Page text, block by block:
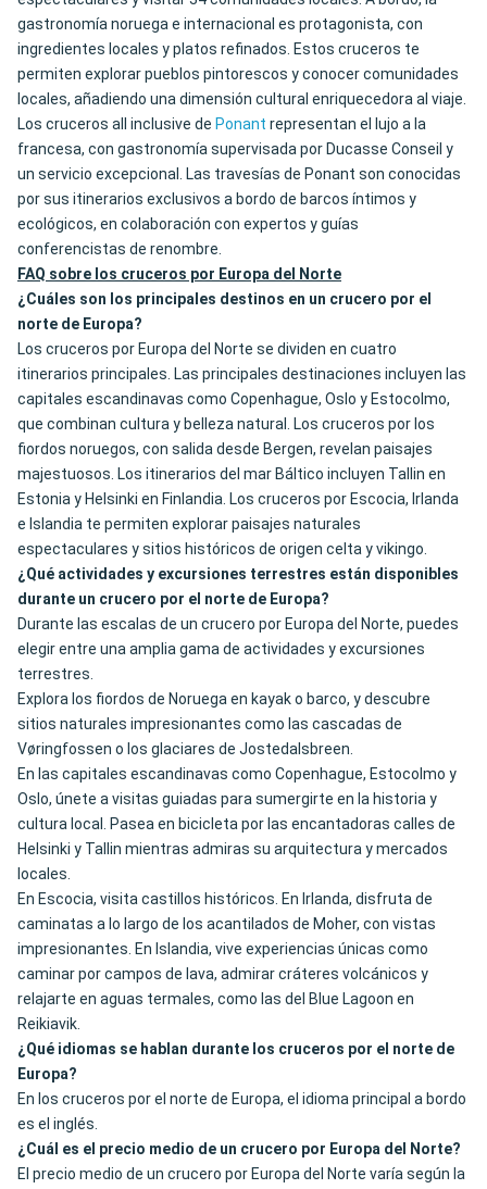
gastronomía noruega e internacional es protagonista, con
ingredientes locales y platos refinados. Estos cruceros te
permiten explorar pueblos pintorescos y conocer comunidades
locales, añadiendo una dimensión cultural enriquecedora al viaje.
Los cruceros all inclusive de Ponant representan el lujo a la
francesa, con gastronomía supervisada por Ducasse Conseil y
un servicio excepcional. Las travesías de Ponant son conocidas
por sus itinerarios exclusivos a bordo de barcos íntimos y
ecológicos, en colaboración con expertos y guías
conferencistas de renombre.
FAQ sobre los cruceros por Europa del Norte
¿Cuáles son los principales destinos en un crucero por el
norte de Europa?
Los cruceros por Europa del Norte se dividen en cuatro
itinerarios principales. Las principales destinaciones incluyen las
capitales escandinavas como Copenhague, Oslo y Estocolmo,
que combinan cultura y belleza natural. Los cruceros por los
fiordos noruegos, con salida desde Bergen, revelan paisajes
majestuosos. Los itinerarios del mar Báltico incluyen Tallin en
Estonia y Helsinki en Finlandia. Los cruceros por Escocia, Irlanda
e Islandia te permiten explorar paisajes naturales
espectaculares y sitios históricos de origen celta y vikingo.
¿Qué actividades y excursiones terrestres están disponibles
durante un crucero por el norte de Europa?
Durante las escalas de un crucero por Europa del Norte, puedes
elegir entre una amplia gama de actividades y excursiones
terrestres.
Explora los fiordos de Noruega en kayak o barco, y descubre
sitios naturales impresionantes como las cascadas de
Vøringfossen o los glaciares de Jostedalsbreen.
En las capitales escandinavas como Copenhague, Estocolmo y
Oslo, únete a visitas guiadas para sumergirte en la historia y
cultura local. Pasea en bicicleta por las encantadoras calles de
Helsinki y Tallin mientras admiras su arquitectura y mercados
locales.
En Escocia, visita castillos históricos. En Irlanda, disfruta de
caminatas a lo largo de los acantilados de Moher, con vistas
impresionantes. En Islandia, vive experiencias únicas como
caminar por campos de lava, admirar cráteres volcánicos y
relajarte en aguas termales, como las del Blue Lagoon en
Reikiavik.
¿Qué idiomas se hablan durante los cruceros por el norte de
Europa?
En los cruceros por el norte de Europa, el idioma principal a bordo
es el inglés.
¿Cuál es el precio medio de un crucero por Europa del Norte?
El precio medio de un crucero por Europa del Norte varía según la